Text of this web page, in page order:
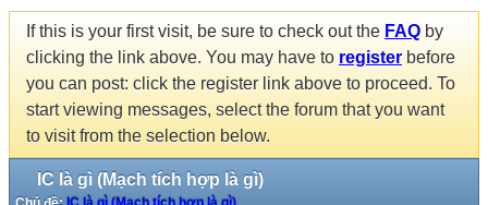
If this is your first visit, be sure to check out the FAQ by
clicking the link above. You may have to register before
you can post: click the register link above to proceed. To
start viewing messages, select the forum that you want
to visit from the selection below.
IC là gì (Mạch tích hợp là gì)